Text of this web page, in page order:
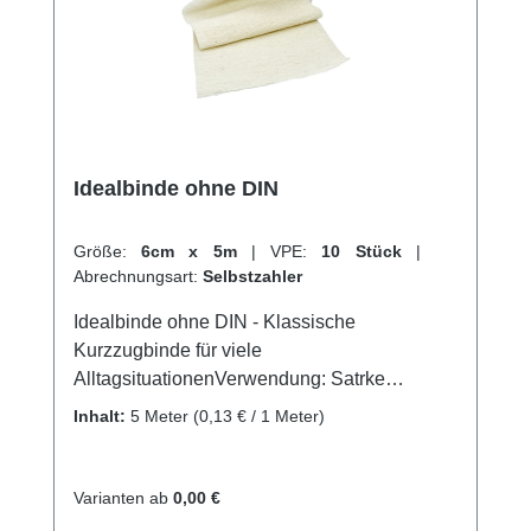
Idealbinde ohne DIN
Größe: 6cm x 5m | VPE: 10 Stück |
Abrechnungsart: Selbstzahler
Idealbinde ohne DIN - Klassische
Kurzzugbinde für viele
AlltagsituationenVerwendung: Satrke
Kompressionsverbände Gute Druck- und
Kompressionstherapie Sportverletzungen
Inhalt: 5 Meter (0,13 € / 1 Meter)
Varianten ab 0,00 €